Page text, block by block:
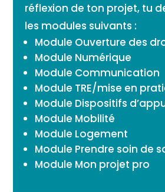
réflexion de ton projet, tu
les modules suivants :
Module Ouverture des
Module Numérique
Module Communication
Module TRE/mise en
Module Dispositifs
Module Mobilité
Module Logement
Module Prendre soin de
Module Mon projet pro